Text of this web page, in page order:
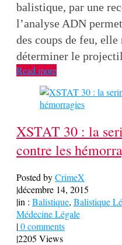
balistique, par une
l’analyse ADN
des coups de feu, elle
déterminer le
Read more
XSTAT 30 : la
contre les
Posted byCrimeX
|décembre 14, 2015
|in : Balistique, Balistique
Médecine Légale
|0 comments
|2205 Views